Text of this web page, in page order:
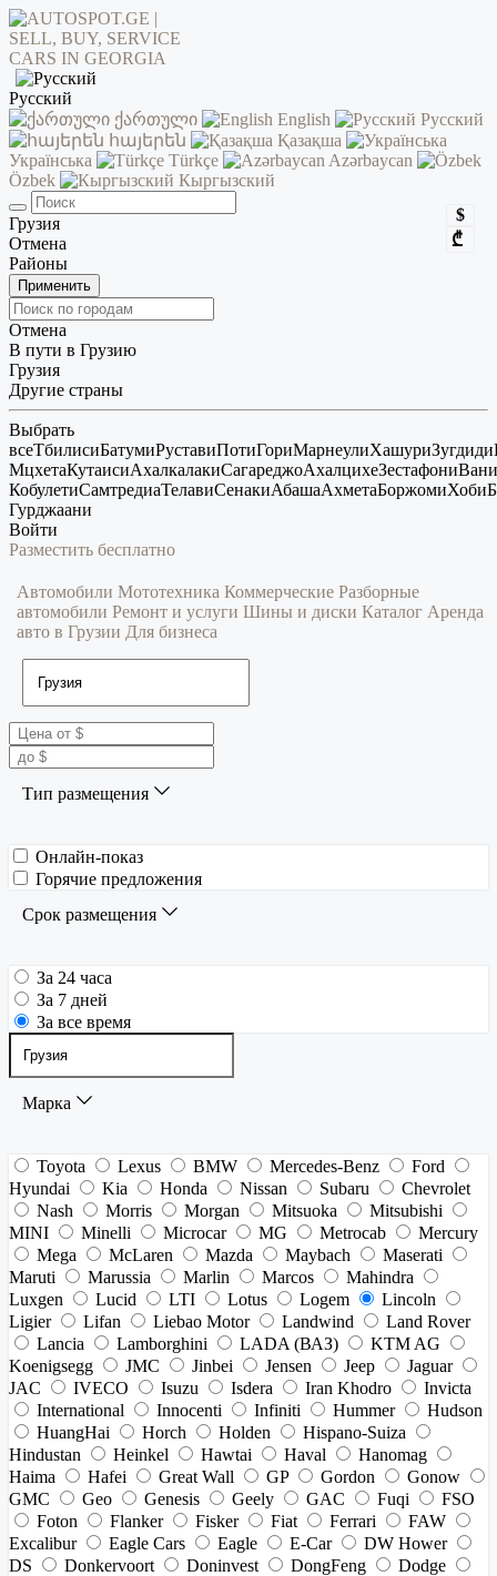
Русский
ქართული
English
Русский
հայերեն
Қазақша
Українська
Türkçe
Azərbaycan
Özbek
Кыргызский
$
₾
Грузия
Отмена
Районы
Применить
Отмена
В пути в Грузию
Грузия
Другие страны
Выбрать
всеТбилисиБатумиРуставиПотиГориМарнеулиХашуриЗугдиди
МцхетаКутаисиАхалкалакиСагареджоАхалцихеЗестафониВани
КобулетиСамтредиаТелавиСенакиАбашаАхметаБоржомиХоби
Гурджаани
Войти
Разместить бесплатно
Автомобили Мототехника Коммерческие Разборные
автомобили Ремонт и услуги Шины и диски Каталог Аренда
авто в Грузии Для бизнеса
Тип размещения
Онлайн-показ
Горячие предложения
Срок размещения
За 24 часа
За 7 дней
За все время
Марка
Toyota Lexus BMW Mercedes-Benz
Ford
Hyundai
Kia Honda Nissan Subaru
Chevrolet
Nash
Morris Morgan Mitsuoka
Mitsubishi
MINI
Minelli Microcar MG Metrocab
Mercury
Mega
McLaren Mazda Maybach
Maserati
Maruti
Marussia Marlin Marcos
Mahindra
Luxgen
Lucid LTI Lotus Logem
Lincoln
Ligier
Lifan Liebao Motor Landwind
Land Rover
Lancia
Lamborghini LADA (ВАЗ)
KTM AG
Koenigsegg
JMC Jinbei Jensen Jeep
Jaguar
JAC
IVECO Isuzu Isdera Iran Khodro
Invicta
International
Innocenti Infiniti Hummer
Hudson
HuangHai
Horch Holden
Hispano-Suiza
Hindustan
Heinkel Hawtai Haval
Hanomag
Haima
Hafei Great Wall GP Gordon
Gonow
GMC
Geo Genesis Geely GAC Fuqi
FSO
Foton
Flanker Fisker Fiat Ferrari
FAW
Excalibur
Eagle Cars Eagle E-Car
DW Hower
DS
Donkervoort Doninvest DongFeng
Dodge